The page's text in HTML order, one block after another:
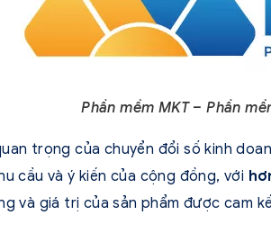
Phần mềm MKT – Phần
trọng của chuyển đổi số kinh
cầu và ý kiến của cộng đồng, với
và giá trị của sản phẩm được cam